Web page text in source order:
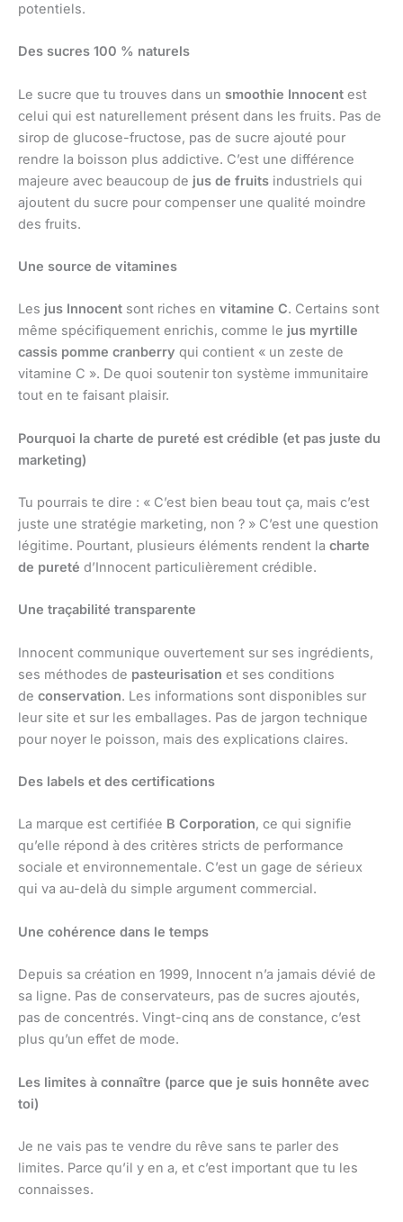
potentiels.
Des sucres 100 % naturels
Le sucre que tu trouves dans un smoothie Innocent est
celui qui est naturellement présent dans les fruits. Pas de
sirop de glucose-fructose, pas de sucre ajouté pour
rendre la boisson plus addictive. C’est une différence
majeure avec beaucoup de jus de fruits industriels qui
ajoutent du sucre pour compenser une qualité moindre
des fruits.
Une source de vitamines
Les jus Innocent sont riches en vitamine C. Certains sont
même spécifiquement enrichis, comme le jus myrtille
cassis pomme cranberry qui contient « un zeste de
vitamine C ». De quoi soutenir ton système immunitaire
tout en te faisant plaisir.
Pourquoi la charte de pureté est crédible (et pas juste du
marketing)
Tu pourrais te dire : « C’est bien beau tout ça, mais c’est
juste une stratégie marketing, non ? » C’est une question
légitime. Pourtant, plusieurs éléments rendent la charte
de pureté d’Innocent particulièrement crédible.
Une traçabilité transparente
Innocent communique ouvertement sur ses ingrédients,
ses méthodes de pasteurisation et ses conditions
de conservation. Les informations sont disponibles sur
leur site et sur les emballages. Pas de jargon technique
pour noyer le poisson, mais des explications claires.
Des labels et des certifications
La marque est certifiée B Corporation, ce qui signifie
qu’elle répond à des critères stricts de performance
sociale et environnementale. C’est un gage de sérieux
qui va au-delà du simple argument commercial.
Une cohérence dans le temps
Depuis sa création en 1999, Innocent n’a jamais dévié de
sa ligne. Pas de conservateurs, pas de sucres ajoutés,
pas de concentrés. Vingt-cinq ans de constance, c’est
plus qu’un effet de mode.
Les limites à connaître (parce que je suis honnête avec
toi)
Je ne vais pas te vendre du rêve sans te parler des
limites. Parce qu’il y en a, et c’est important que tu les
connaisses.